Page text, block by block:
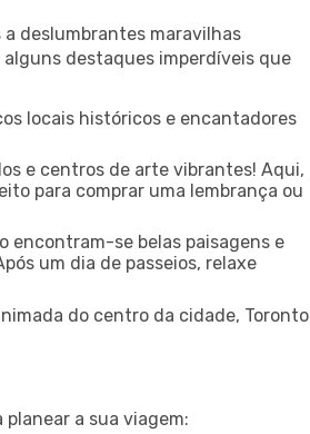
deslumbrantes maravilhas
destaques imperdíveis que
locais históricos e encantadores
e centros de arte vibrantes! Aqui,
para comprar uma lembrança ou
encontram-se belas paisagens e
um dia de passeios, relaxe
do centro da cidade, Toronto
a sua viagem: